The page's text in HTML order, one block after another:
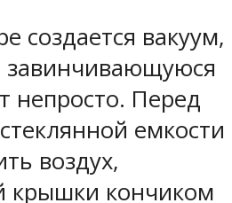
создается вакуум,
завинчивающуюся
непросто. Перед
емкости
воздух,
крышки кончиком